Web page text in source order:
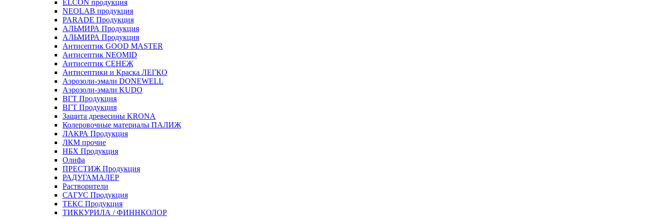
ELCON продукция
NEOLAB продукция
PARADE Продукция
АЛЬМИРА Продукция
АЛЬМИРА Продукция
Антисептик GOOD MASTER
Антисептик NEOMID
Антисептик СЕНЕЖ
Антисептики и Краска ЛЕГКО
Аэрозоли-эмали DONEWELL
Аэрозоли-эмали KUDO
ВГТ Продукция
ВГТ Продукция
Защита древесины KRONA
Колеровочные материалы ПАЛИЖ
ЛАКРА Продукция
ЛКМ прочие
НБХ Продукция
Олифа
ПРЕСТИЖ Продукция
РАДУГАМАЛЕР
Растворители
САГУС Продукция
ТЕКС Продукция
ТИККУРИЛА / ФИННКОЛОР